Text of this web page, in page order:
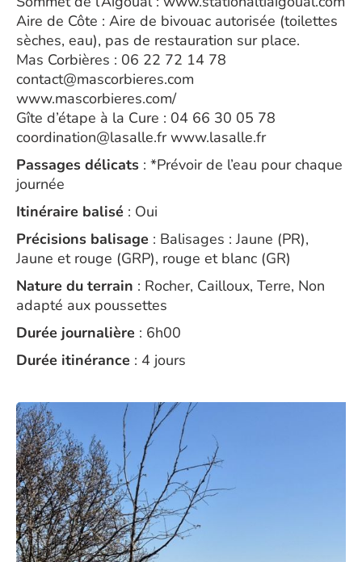
Aire de Côte : Aire de bivouac autorisée (toilettes
sèches, eau), pas de restauration sur place.
Mas Corbières : 06 22 72 14 78
contact@mascorbieres.com
www.mascorbieres.com/
Gîte d’étape à la Cure : 04 66 30 05 78
coordination@lasalle.fr www.lasalle.fr
Passages délicats : *Prévoir de l’eau pour chaque
journée
Itinéraire balisé : Oui
Précisions balisage : Balisages : Jaune (PR),
Jaune et rouge (GRP), rouge et blanc (GR)
Nature du terrain : Rocher, Cailloux, Terre, Non
adapté aux poussettes
Durée journalière : 6h00
Durée itinérance : 4 jours